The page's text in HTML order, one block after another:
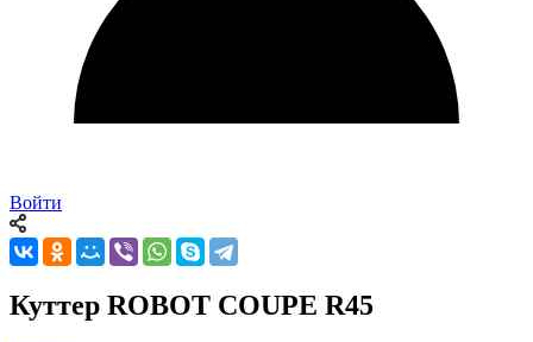
Войти
Куттер ROBOT COUPE R45